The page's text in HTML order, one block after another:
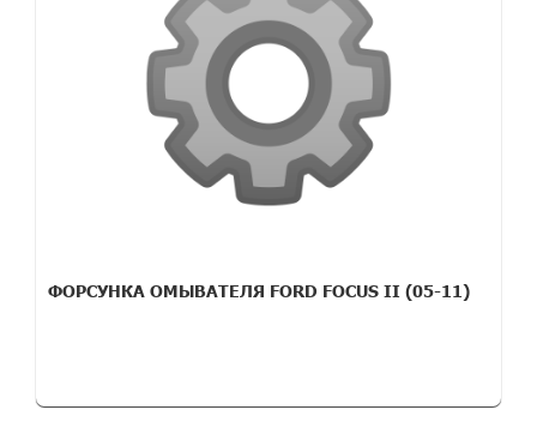
ФОРСУНКА ОМЫВАТЕЛЯ FORD FOCUS II (05-11)